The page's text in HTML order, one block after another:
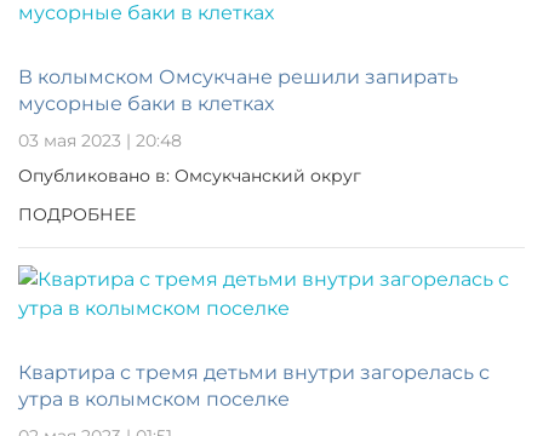
В колымском Омсукчане решили запирать
мусорные баки в клетках
03 мая 2023 | 20:48
Опубликовано в: Омсукчанский округ
ПОДРОБНЕЕ
Квартира с тремя детьми внутри загорелась с
утра в колымском поселке